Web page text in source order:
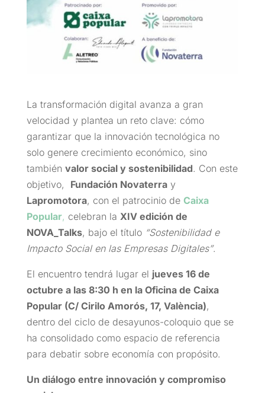
La transformación digital avanza a gran
velocidad y plantea un reto clave: cómo
garantizar que la innovación tecnológica no
solo genere crecimiento económico, sino
también valor social y sostenibilidad. Con este
objetivo, Fundación Novaterray
Lapromotora, con el patrocinio de Caixa
Popular, celebran la XIV edición de
NOVA_Talks, bajo el título “Sostenibilidad e
Impacto Social en las Empresas Digitales”.
El encuentro tendrá lugar el jueves 16 de
octubre a las 8:30 h en la Oficina de Caixa
Popular (C/ Cirilo Amorós, 17, València),
dentro del ciclo de desayunos-coloquio que se
ha consolidado como espacio de referencia
para debatir sobre economía con propósito.
Un diálogo entre innovación y compromiso